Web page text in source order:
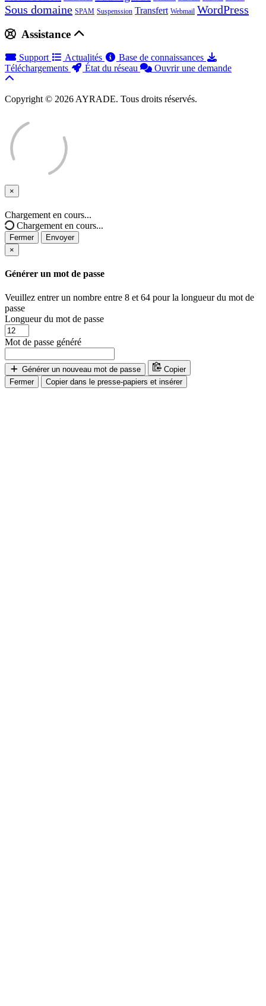
Sous domaine SPAM Suspenssion Transfert Webmail WordPress
Assistance
Support Actualités
Base de connaissances
Téléchargements
État du réseau Ouvrir une demande
Copyright © 2026 AYRADE. Tous droits réservés.
×
Fermer
Chargement en cours...
Chargement en cours...
Fermer
Envoyer
×
Générer un mot de passe
Veuillez entrer un nombre entre 8 et 64 pour la longueur du mot de
passe
Longueur du mot de passe
Mot de passe généré
Générer un nouveau mot de passe
Copier
Fermer
Copier dans le presse-papiers et insérer